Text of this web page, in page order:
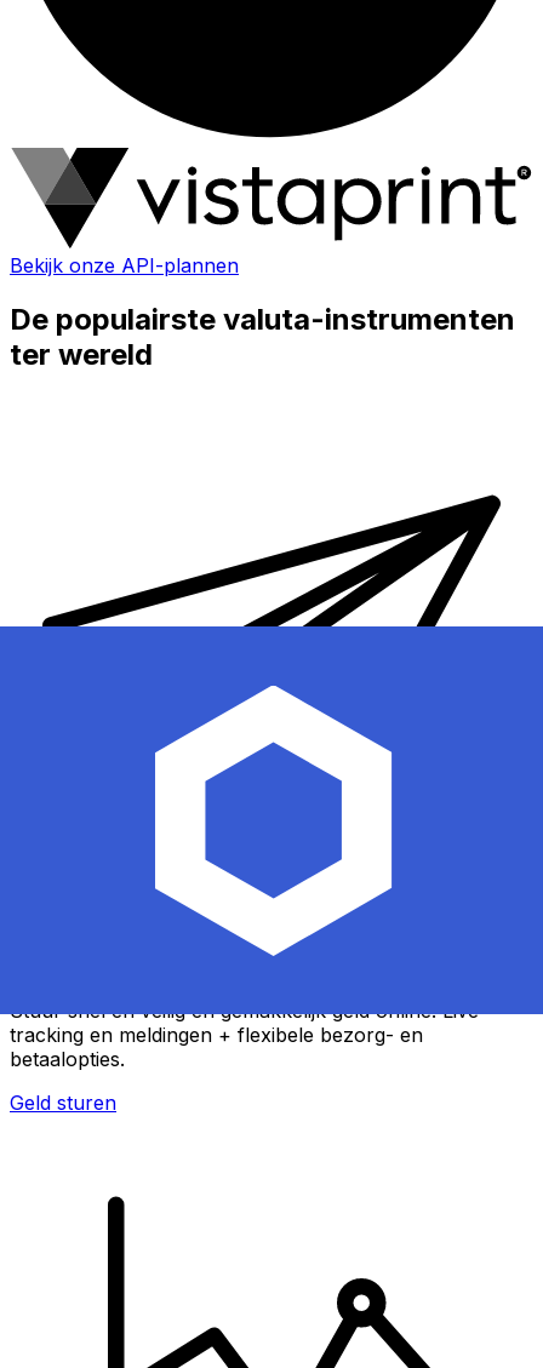
Bekijk onze API-plannen
De populairste valuta-instrumenten
ter wereld
Xe Internationale Geldoverboeking
Stuur snel en veilig en gemakkelijk geld online. Live
tracking en meldingen + flexibele bezorg- en
betaalopties.
Geld sturen